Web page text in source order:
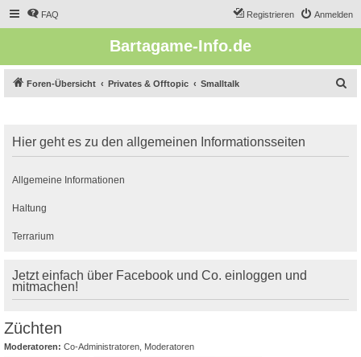
FAQ Anmelden
Registrieren
Bartagame-Info.de
Foren-Übersicht Privates & Offtopic Smalltalk
e
Hier geht es zu den allgemeinen Informationsseiten
Allgemeine Informationen
Haltung
Terrarium
Jetzt einfach über Facebook und Co. einloggen und
mitmachen!
Züchten
Moderatoren: Co-Administratoren Moderatoren